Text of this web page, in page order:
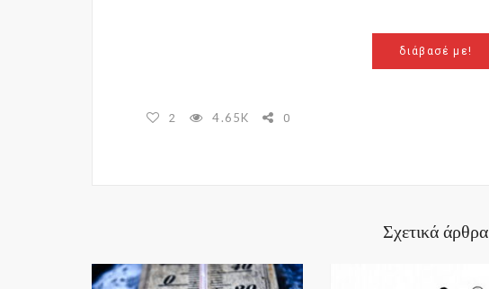
διάβασέ με!
2 4.65K 0
Σχετικά άρθρα